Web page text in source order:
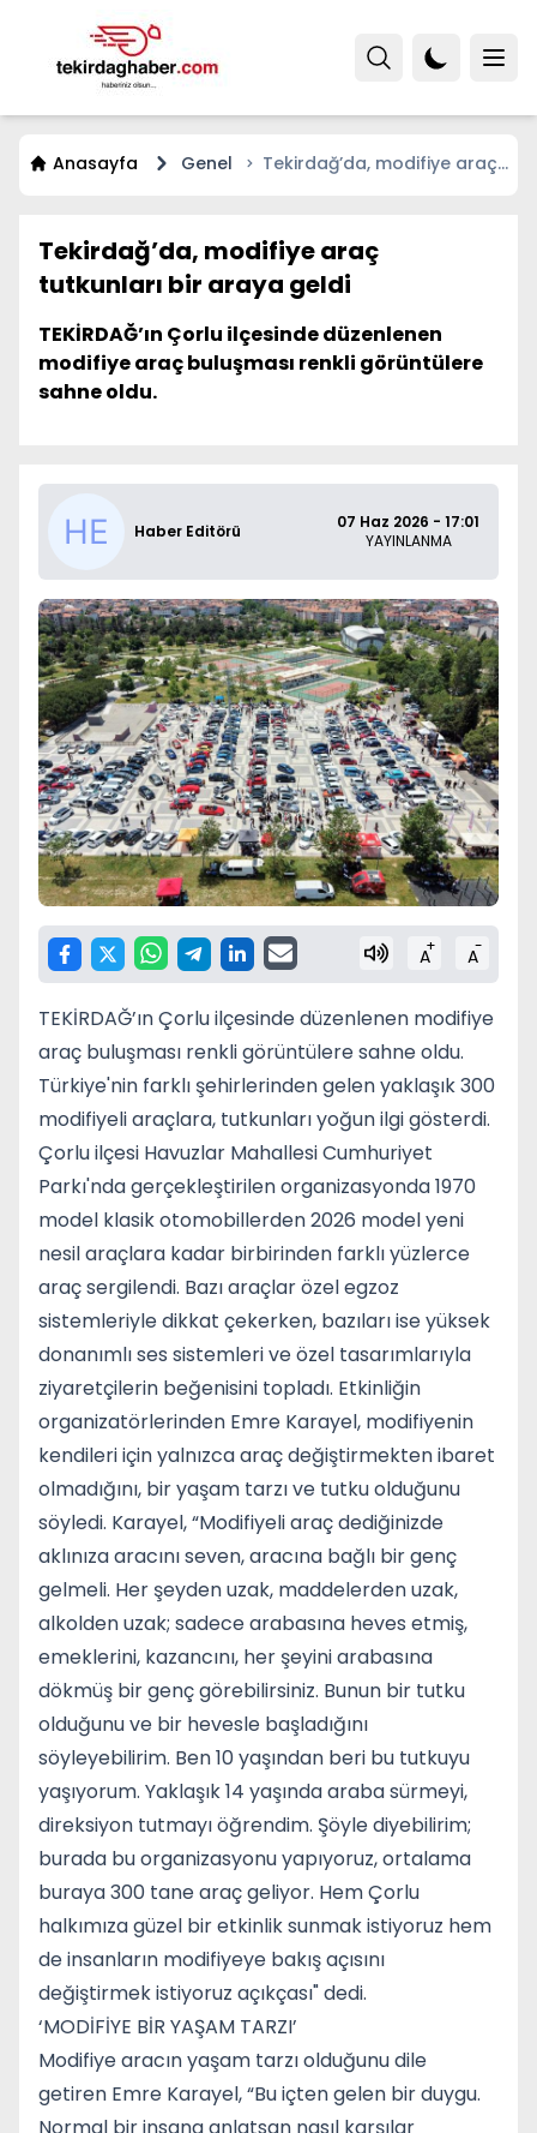
Anasayfa Genel
Tekirdağ’da, modifiye araç
Tekirdağ’da, modifiye araç
tutkunları bir araya geldi
TEKİRDAĞ’ın Çorlu ilçesinde düzenlenen
modifiye araç buluşması renkli görüntülere
sahne oldu.
Haber Editörü
07 Haz 2026 - 17:01
YAYINLANMA
A+ A-
TEKİRDAĞ’ın Çorlu ilçesinde düzenlenen modifiye
araç buluşması renkli görüntülere sahne oldu.
Türkiye'nin farklı şehirlerinden gelen yaklaşık 300
modifiyeli araçlara, tutkunları yoğun ilgi gösterdi.
Çorlu ilçesi Havuzlar Mahallesi Cumhuriyet
Parkı'nda gerçekleştirilen organizasyonda 1970
model klasik otomobillerden 2026 model yeni
nesil araçlara kadar birbirinden farklı yüzlerce
araç sergilendi. Bazı araçlar özel egzoz
sistemleriyle dikkat çekerken, bazıları ise yüksek
donanımlı ses sistemleri ve özel tasarımlarıyla
ziyaretçilerin beğenisini topladı. Etkinliğin
organizatörlerinden Emre Karayel, modifiyenin
kendileri için yalnızca araç değiştirmekten ibaret
olmadığını, bir yaşam tarzı ve tutku olduğunu
söyledi. Karayel, “Modifiyeli araç dediğinizde
aklınıza aracını seven, aracına bağlı bir genç
gelmeli. Her şeyden uzak, maddelerden uzak,
alkolden uzak; sadece arabasına heves etmiş,
emeklerini, kazancını, her şeyini arabasına
dökmüş bir genç görebilirsiniz. Bunun bir tutku
olduğunu ve bir hevesle başladığını
söyleyebilirim. Ben 10 yaşından beri bu tutkuyu
yaşıyorum. Yaklaşık 14 yaşında araba sürmeyi,
direksiyon tutmayı öğrendim. Şöyle diyebilirim;
burada bu organizasyonu yapıyoruz, ortalama
buraya 300 tane araç geliyor. Hem Çorlu
halkımıza güzel bir etkinlik sunmak istiyoruz hem
de insanların modifiyeye bakış açısını
değiştirmek istiyoruz açıkçası" dedi.
‘MODİFİYE BİR YAŞAM TARZI’
Modifiye aracın yaşam tarzı olduğunu dile
getiren Emre Karayel, “Bu içten gelen bir duygu.